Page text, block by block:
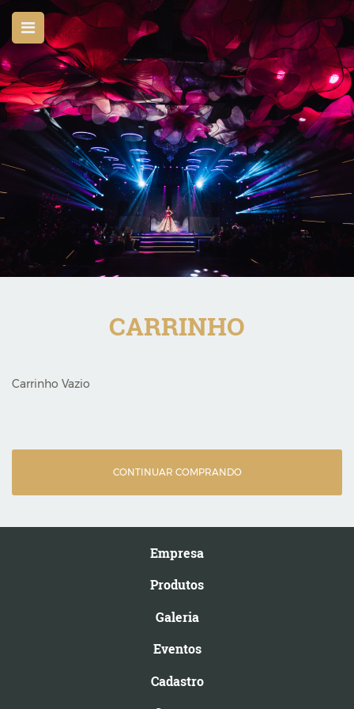
CARRINHO
Carrinho Vazio
CONTINUAR COMPRANDO
Empresa
Produtos
Galeria
Eventos
Cadastro